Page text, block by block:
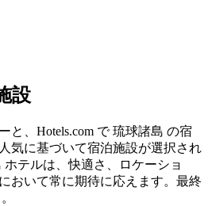
設
と、Hotels.com で 琉球諸島 の宿
気に基づいて宿泊施設が選択され
テルは、快適さ、ロケーショ
おいて常に期待に応えます。最終
。